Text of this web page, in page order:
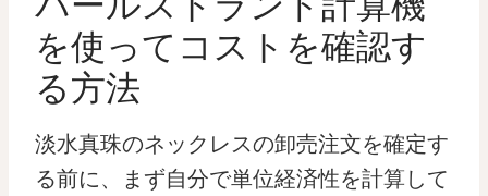
を使ってコストを確認す
る方法
淡水真珠のネックレスの卸売注文を確定す
る前に、まず自分で単位経済性を計算して